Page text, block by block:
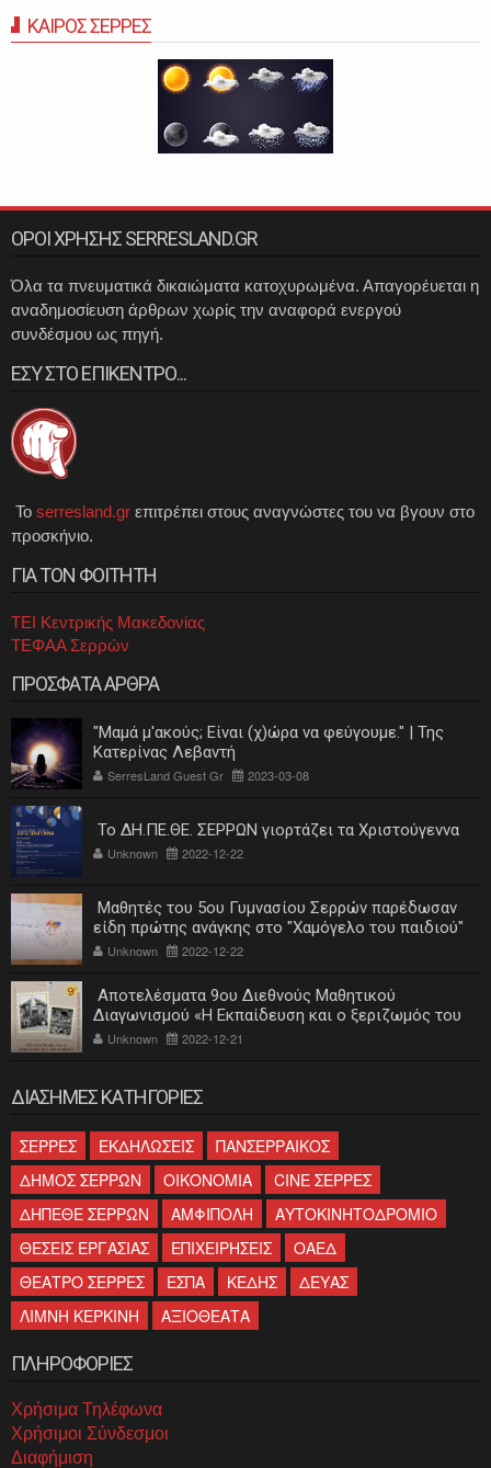
ΚΑΙΡΟΣ ΣΕΡΡΕΣ
ΟΡΟΙ ΧΡΗΣΗΣ SERRESLAND.GR
Όλα τα πνευματικά δικαιώματα κατοχυρωμένα. Απαγορέυεται η
αναδημοσίευση άρθρων χωρίς την αναφορά ενεργού
συνδέσμου ως πηγή.
ΕΣΥ ΣΤΟ ΕΠΙΚΕΝΤΡΟ...
Το serresland.gr επιτρέπει στους αναγνώστες του να βγουν στο
προσκήνιο.
ΓΙΑ ΤΟΝ ΦΟΙΤΗΤΗ
ΤΕΙ Κεντρικής Μακεδονίας
ΤΕΦΑΑ Σερρών
ΠΡΟΣΦΑΤΑ ΑΡΘΡΑ
"Μαμά μ'ακούς; Είναι (χ)ώρα να φεύγουμε." | Της
Κατερίνας Λεβαντή
SerresLand Guest Gr 2023-03-08
Το ΔΗ.ΠΕ.ΘΕ. ΣΕΡΡΩΝ γιορτάζει τα Χριστούγεννα
Unknown 2022-12-22
Μαθητές του 5ου Γυμνασίου Σερρών παρέδωσαν
είδη πρώτης ανάγκης στο "Χαμόγελο του παιδιού"
Unknown 2022-12-22
Αποτελέσματα 9ου Διεθνούς Μαθητικού
Διαγωνισμού «Η Εκπαίδευση και ο ξεριζωμός του
ελληνισμού»
Unknown 2022-12-21
ΔΙΑΣΗΜΕΣ ΚΑΤΗΓΟΡΙΕΣ
ΣΕΡΡΕΣ ΕΚΔΗΛΩΣΕΙΣ
ΠΑΝΣΕΡΡΑΙΚΟΣ
ΔΗΜΟΣ ΣΕΡΡΩΝ
ΟΙΚΟΝΟΜΙΑ
CINE ΣΕΡΡΕΣ
ΔΗΠΕΘΕ ΣΕΡΡΩΝ
ΑΜΦΙΠΟΛΗ
ΑΥΤΟΚΙΝΗΤΟΔΡΟΜΙΟ
ΘΕΣΕΙΣ ΕΡΓΑΣΙΑΣ
ΕΠΙΧΕΙΡΗΣΕΙΣ
ΟΑΕΔ
ΘΕΑΤΡΟ ΣΕΡΡΕΣ
ΕΣΠΑ ΚΕΔΗΣ
ΔΕΥΑΣ
ΛΙΜΝΗ ΚΕΡΚΙΝΗ
ΑΞΙΟΘΕΑΤΑ
ΠΛΗΡΟΦΟΡΙΕΣ
Χρήσιμα Τηλέφωνα
Χρήσιμοι Σύνδεσμοι
Διαφήμιση